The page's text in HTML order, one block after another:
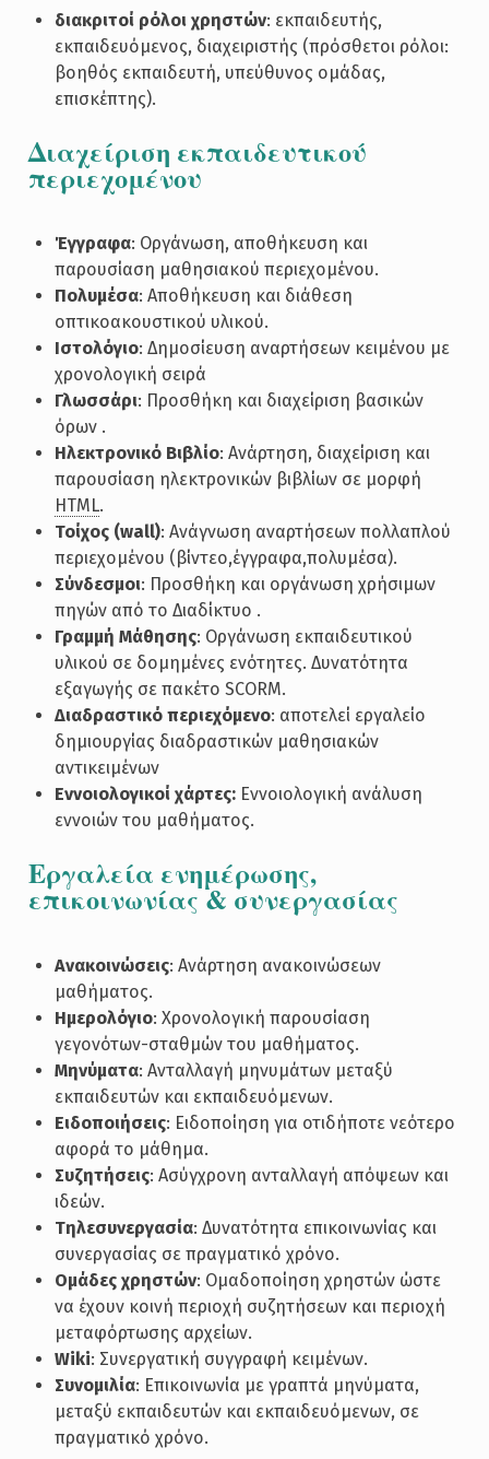
διακριτοί ρόλοι χρηστών: εκπαιδευτής,
εκπαιδευόμενος, διαχειριστής (πρόσθετοι ρόλοι:
βοηθός εκπαιδευτή, υπεύθυνος ομάδας,
επισκέπτης).
Διαχείριση εκπαιδευτικού
περιεχομένου
Έγγραφα: Οργάνωση, αποθήκευση και
παρουσίαση μαθησιακού περιεχομένου.
Πολυμέσα: Αποθήκευση και διάθεση
οπτικοακουστικού υλικού.
Ιστολόγιο: Δημοσίευση αναρτήσεων κειμένου με
χρονολογική σειρά
Γλωσσάρι: Προσθήκη και διαχείριση βασικών
όρων .
Ηλεκτρονικό Βιβλίο: Ανάρτηση, διαχείριση και
παρουσίαση ηλεκτρονικών βιβλίων σε μορφή
HTML.
Τοίχος (wall): Ανάγνωση αναρτήσεων πολλαπλού
περιεχομένου (βίντεο,έγγραφα,πολυμέσα).
Σύνδεσμοι: Προσθήκη και οργάνωση χρήσιμων
πηγών από το Διαδίκτυο .
Γραμμή Μάθησης: Οργάνωση εκπαιδευτικού
υλικού σε δομημένες ενότητες. Δυνατότητα
εξαγωγής σε πακέτο SCORM.
Διαδραστικό περιεχόμενο: αποτελεί εργαλείο
δημιουργίας διαδραστικών μαθησιακών
αντικειμένων
Εννοιολογικοί χάρτες:Εννοιολογική ανάλυση
εννοιών του μαθήματος.
Εργαλεία ενημέρωσης,
επικοινωνίας & συνεργασίας
Ανακοινώσεις: Ανάρτηση ανακοινώσεων
μαθήματος.
Ημερολόγιο: Χρονολογική παρουσίαση
γεγονότων-σταθμών του μαθήματος.
Μηνύματα: Ανταλλαγή μηνυμάτων μεταξύ
εκπαιδευτών και εκπαιδευόμενων.
Ειδοποιήσεις: Ειδοποίηση για οτιδήποτε νεότερο
αφορά το μάθημα.
Συζητήσεις: Ασύγχρονη ανταλλαγή απόψεων και
ιδεών.
Τηλεσυνεργασία: Δυνατότητα επικοινωνίας και
συνεργασίας σε πραγματικό χρόνο.
Ομάδες χρηστών: Ομαδοποίηση χρηστών ώστε
να έχουν κοινή περιοχή συζητήσεων και περιοχή
μεταφόρτωσης αρχείων.
Wiki: Συνεργατική συγγραφή κειμένων.
Συνομιλία: Επικοινωνία με γραπτά μηνύματα,
μεταξύ εκπαιδευτών και εκπαιδευόμενων, σε
πραγματικό χρόνο.